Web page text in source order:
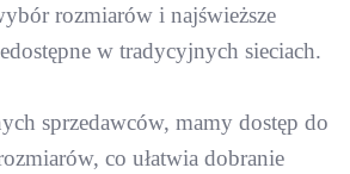
rozmiarów i najświeższe
w tradycyjnych sieciach.
sprzedawców, mamy dostęp do
co ułatwia dobranie